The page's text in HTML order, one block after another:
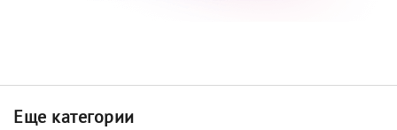
Еще категории